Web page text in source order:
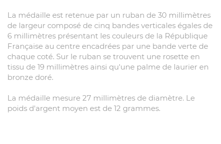
La médaille est retenue par un ruban de 30 millimètres
de largeur composé de cinq bandes verticales égales de
6 millimètres présentant les couleurs de la République
Française au centre encadrées par une bande verte de
chaque coté. Sur le ruban se trouvent une rosette en
tissu de 19 millimètres ainsi qu'une palme de laurier en
bronze doré.
La médaille mesure 27 millimètres de diamètre. Le
poids d'argent moyen est de 12 grammes.